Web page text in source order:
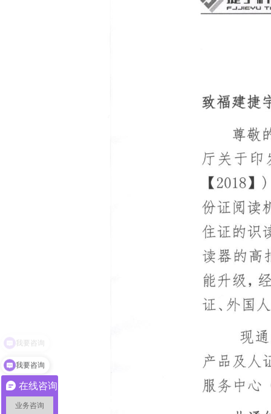
在线咨询
业务咨询
我要咨询